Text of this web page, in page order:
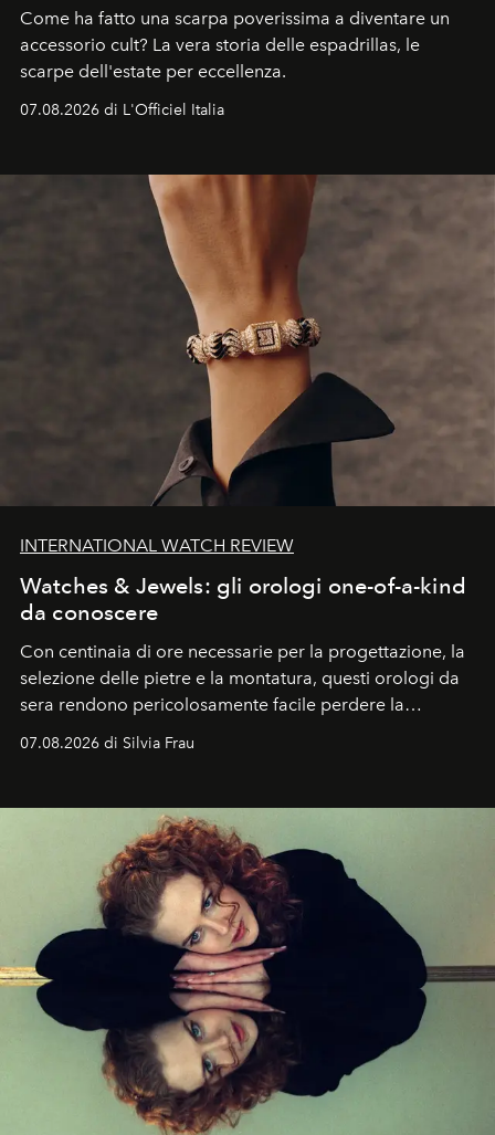
Come ha fatto una scarpa poverissima a diventare un
accessorio cult? La vera storia delle espadrillas, le
scarpe dell'estate per eccellenza.
07.08.2026 di L'Officiel Italia
INTERNATIONAL WATCH REVIEW
Watches & Jewels: gli orologi one-of-a-kind
da conoscere
Con centinaia di ore necessarie per la progettazione, la
selezione delle pietre e la montatura, questi orologi da
sera rendono pericolosamente facile perdere la
cognizione del tempo. Ma con quadranti così
07.08.2026 di Silvia Frau